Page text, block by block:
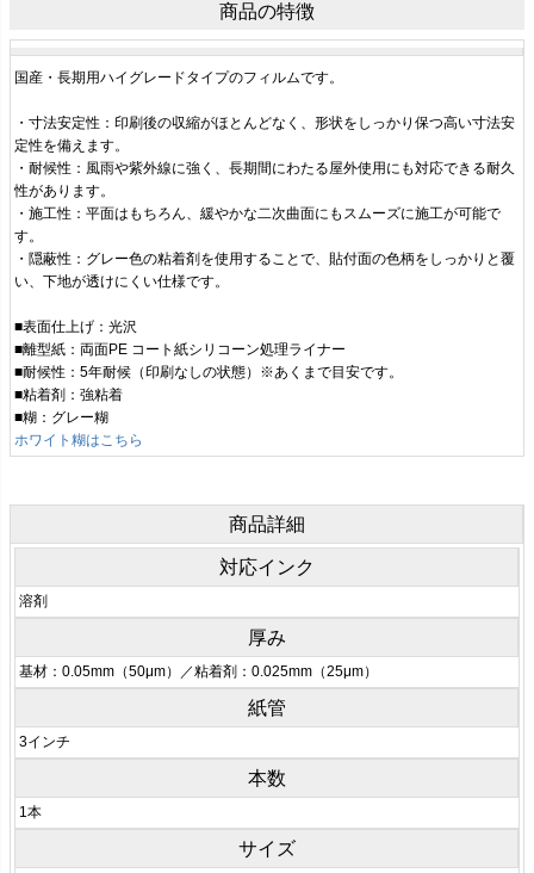
商品の特徴
国産・長期用ハイグレードタイプのフィルムです。
・寸法安定性：印刷後の収縮がほとんどなく、形状をしっかり保つ高い寸法安
定性を備えます。
・耐候性：風雨や紫外線に強く、長期間にわたる屋外使用にも対応できる耐久
性があります。
・施工性：平面はもちろん、緩やかな二次曲面にもスムーズに施工が可能で
す。
・隠蔽性：グレー色の粘着剤を使用することで、貼付面の色柄をしっかりと覆
い、下地が透けにくい仕様です。
■表面仕上げ：光沢
■離型紙：両面PE コート紙シリコーン処理ライナー
■耐候性：5年耐候（印刷なしの状態）※あくまで目安です。
■粘着剤：強粘着
■糊：グレー糊
ホワイト糊はこちら
商品詳細
対応インク
溶剤
厚み
基材：0.05mm（50μm）／粘着剤：0.025mm（25μm）
紙管
3インチ
本数
1本
サイズ